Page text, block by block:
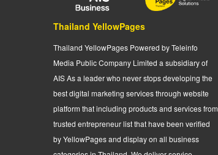
Thailand YellowPages
Thailand YellowPages Powered by Teleinfo
Media Public Company Limited a subsidiary of
AIS As a leader who never stops developing the
best digital marketing services through website
platform that including products and services from
trusted entrepreneur list that have been verified
by YellowPages and display on all business